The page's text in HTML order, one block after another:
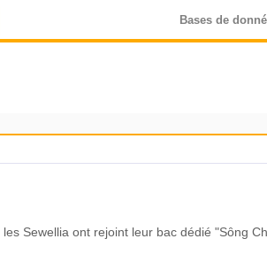
Bases de
Sewellia ont rejoint leur bac dédié "Sȏng